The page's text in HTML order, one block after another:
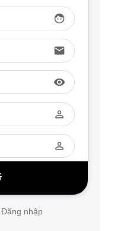
face
email
visibility
perm_identity
perm_identity
Đăng nhập